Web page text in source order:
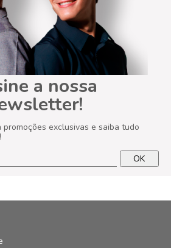
a nossa
exclusivas e saiba tudo
OK